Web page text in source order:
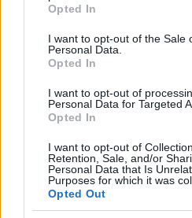
use your data for below
consent section.
Opted In
I want to opt-out of the Sale
Personal Data.
Opted In
I want to opt-out of
Personal Data for Targeted
Opted In
I want to opt-out of
Retention, Sale, and/or
Personal Data that Is
Purposes for which it was
Opted Out
pulizia e ripristino
chiare per orari e flussi,
percezione positiva.
Incontri di co-
Priorità a fornitori e
compatibile.
Piani per rumore,
Canale reclami con